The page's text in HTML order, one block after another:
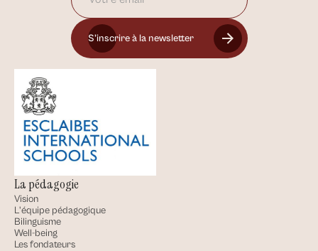
S’inscrire à la newsletter
La pédagogie
Vision
L'équipe pédagogique
Bilinguisme
Well-being
Les fondateurs